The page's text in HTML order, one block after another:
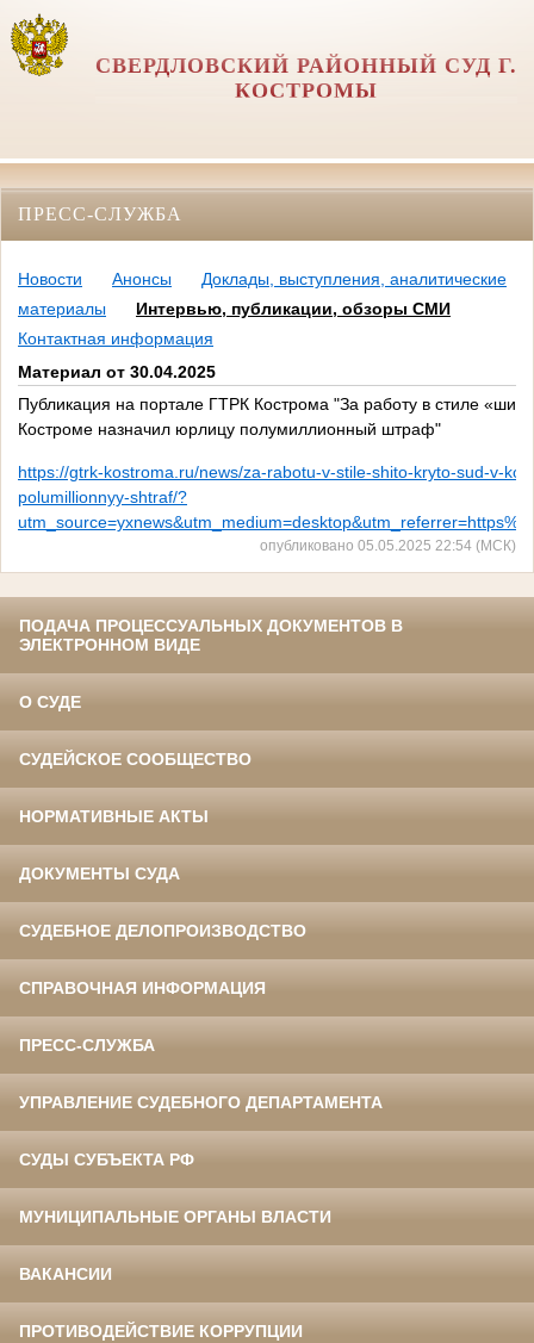
СВЕРДЛОВСКИЙ РАЙОННЫЙ СУД Г.
КОСТРОМЫ
ПРЕСС-СЛУЖБА
Новости Анонсы
Доклады, выступления, аналитические
материалы
Интервью, публикации, обзоры СМИ
Контактная информация
Материал от 30.04.2025
Публикация на портале ГТРК Кострома "За работу в стиле
Костроме назначил юрлицу полумиллионный штраф"
https://gtrk-kostroma.ru/news/za-rabotu-v-stile-shito-kryto-sud-v-
polumillionnyy-shtraf/?
опубликовано 05.05.2025 22:54 (МСК)
ПОДАЧА ПРОЦЕССУАЛЬНЫХ ДОКУМЕНТОВ В
ЭЛЕКТРОННОМ ВИДЕ
О СУДЕ
СУДЕЙСКОЕ СООБЩЕСТВО
НОРМАТИВНЫЕ АКТЫ
ДОКУМЕНТЫ СУДА
СУДЕБНОЕ ДЕЛОПРОИЗВОДСТВО
СПРАВОЧНАЯ ИНФОРМАЦИЯ
ПРЕСС-СЛУЖБА
УПРАВЛЕНИЕ СУДЕБНОГО ДЕПАРТАМЕНТА
СУДЫ СУБЪЕКТА РФ
МУНИЦИПАЛЬНЫЕ ОРГАНЫ ВЛАСТИ
ВАКАНСИИ
ПРОТИВОДЕЙСТВИЕ КОРРУПЦИИ